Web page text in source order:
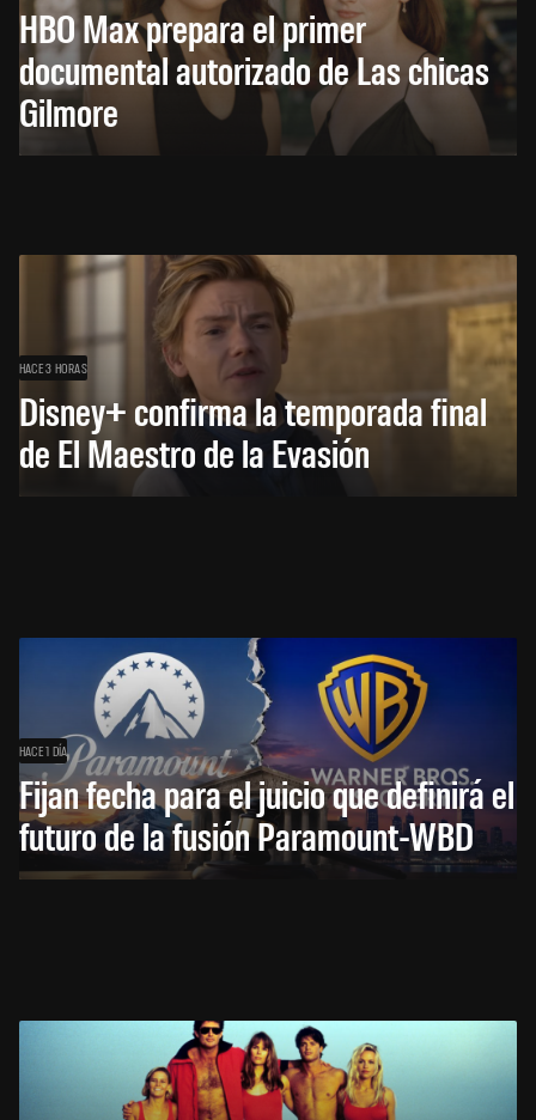
HBO Max prepara el primer
documental autorizado de Las chicas
Gilmore
HACE 3 HORAS
Disney+ confirma la temporada final
de El Maestro de la Evasión
HACE 1 DÍA
Fijan fecha para el juicio que definirá el
futuro de la fusión Paramount-WBD